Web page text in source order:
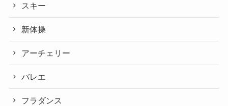
スキー
新体操
アーチェリー
バレエ
フラダンス